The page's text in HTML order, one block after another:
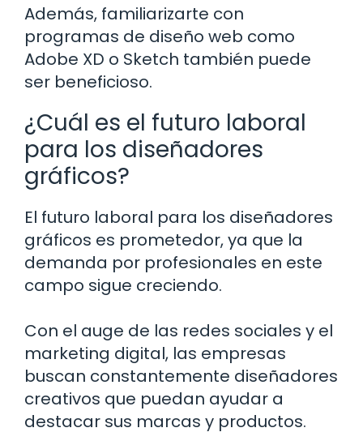
Además, familiarizarte con
programas de diseño web como
Adobe XD o Sketch también puede
ser beneficioso.
¿Cuál es el futuro laboral
para los diseñadores
gráficos?
El futuro laboral para los diseñadores
gráficos es prometedor, ya que la
demanda por profesionales en este
campo sigue creciendo.
Con el auge de las redes sociales y el
marketing digital, las empresas
buscan constantemente diseñadores
creativos que puedan ayudar a
destacar sus marcas y productos.